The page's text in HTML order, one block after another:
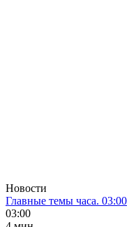
Новости
Главные темы часа. 03:00
03:00